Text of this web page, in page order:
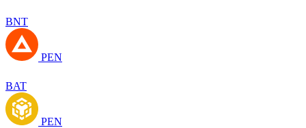
BNT
PEN
BAT
PEN